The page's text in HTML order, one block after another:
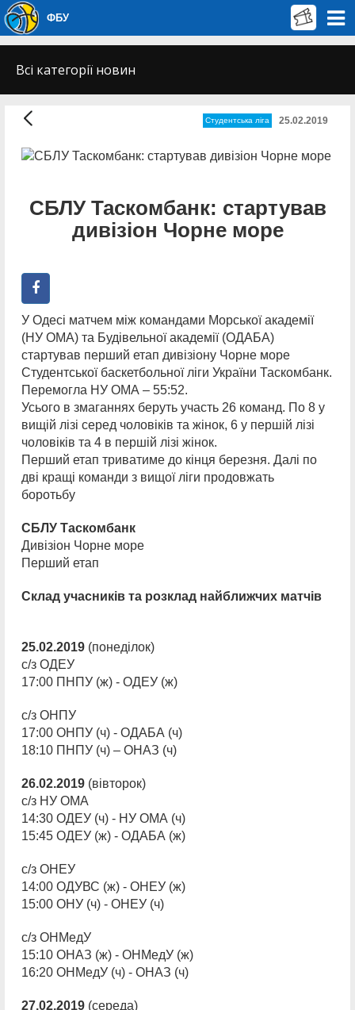
ФБУ
Всі категорії новин
Студентська ліга 25.02.2019
СБЛУ Таскомбанк: стартував
дивізіон Чорне море
У Одесі матчем між командами Морської академії
(НУ ОМА) та Будівельної академії (ОДАБА)
стартував перший етап дивізіону Чорне море
Студентської баскетбольної ліги України Таскомбанк.
Перемогла НУ ОМА – 55:52.
Усього в змаганнях беруть участь 26 команд. По 8 у
вищій лізі серед чоловіків та жінок, 6 у першій лізі
чоловіків та 4 в першій лізі жінок.
Перший етап триватиме до кінця березня. Далі по
дві кращі команди з вищої ліги продовжать
боротьбу
СБЛУ Таскомбанк
Дивізіон Чорне море
Перший етап
Склад учасників та розклад найближчих матчів
25.02.2019 (понеділок)
с/з ОДЕУ
17:00 ПНПУ (ж) - ОДЕУ (ж)
с/з ОНПУ
17:00 ОНПУ (ч) - ОДАБА (ч)
18:10 ПНПУ (ч) – ОНАЗ (ч)
26.02.2019 (вівторок)
с/з НУ ОМА
14:30 ОДЕУ (ч) - НУ ОМА (ч)
15:45 ОДЕУ (ж) - ОДАБА (ж)
с/з ОНЕУ
14:00 ОДУВС (ж) - ОНЕУ (ж)
15:00 ОНУ (ч) - ОНЕУ (ч)
с/з ОНМедУ
15:10 ОНАЗ (ж) - ОНМедУ (ж)
16:20 ОНМедУ (ч) - ОНАЗ (ч)
27.02.2019 (середа)